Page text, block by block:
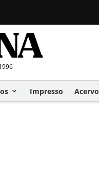
Impresso Acervo